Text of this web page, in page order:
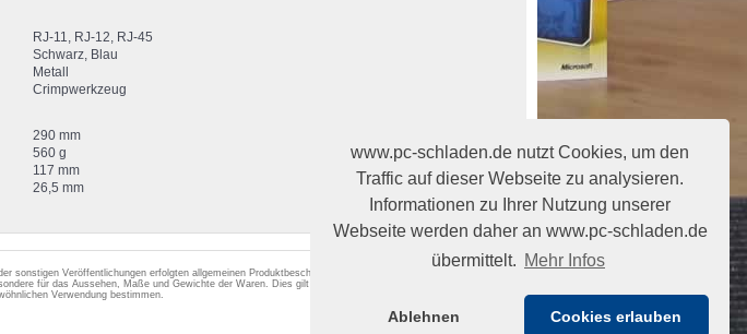
www.pc-schladen.de nutzt Cookies, um den
Traffic auf dieser Webseite zu analysieren.
Informationen zu Ihrer Nutzung unserer
Webseite werden daher an www.pc-schladen.de
übermittelt. Mehr Infos
Ablehnen Cookies erlauben
RJ-11, RJ-12, RJ-45
Schwarz, Blau
Metall
Crimpwerkzeug
290 mm
560 g
117 mm
26,5 mm
sonstigen Veröffentlichungen erfolgten allgemeinen Produktbeschreibungen begründen keine
für das Aussehen, Maße und Gewichte der Waren. Dies gilt auch für angegebene Leistungsdaten,
Verwendung bestimmen.